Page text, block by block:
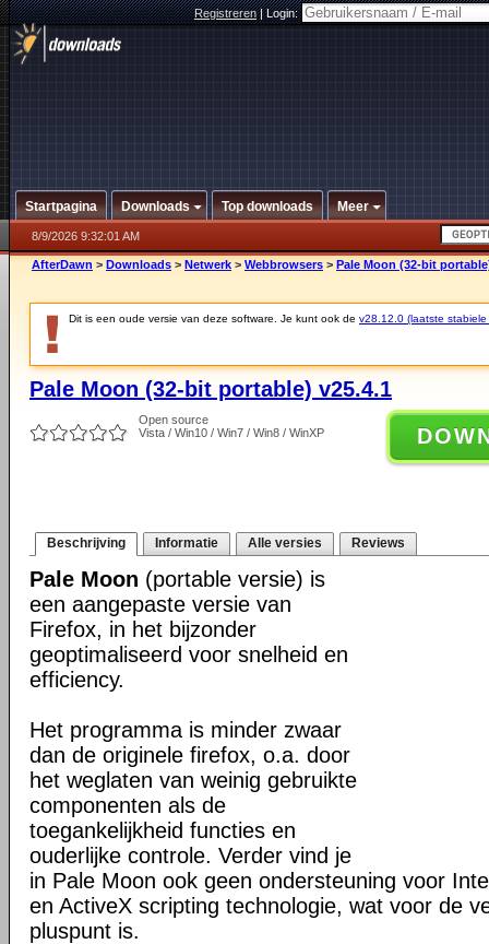
Registreren|Login:
Startpagina Downloads Top downloads Meer
8/9/2026 9:32:01 AM
AfterDawn > Downloads > Netwerk > Webbrowsers > Pale Moon (32-bit
Dit is een oude versie van deze software. Je kunt ook de v28.12.0 (laatste stabiele
Pale Moon (32-bit portable) v25.4.1
Open source
Vista / Win10 / Win7 / Win8 / WinXP
Beschrijving Informatie Alle versies Reviews
Pale Moon (portable versie) is
een aangepaste versie van
Firefox, in het bijzonder
geoptimaliseerd voor snelheid en
efficiency.
Het programma is minder zwaar
dan de originele firefox, o.a. door
het weglaten van weinig gebruikte
componenten als de
toegankelijkheid functies en
ouderlijke controle. Verder vind je
in Pale Moon ook geen ondersteuning voor
en ActiveX scripting technologie, wat voor de
pluspunt is.